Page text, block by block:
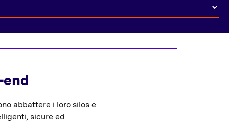
abbattere i loro silos e
sicure ed